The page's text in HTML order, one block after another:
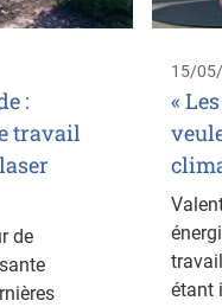
:
travail
de
15/
«
étant